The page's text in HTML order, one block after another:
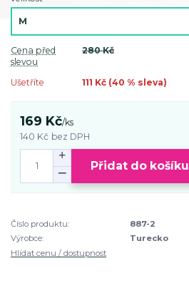
Cena před
slevou
280 Kč
Ušetříte 111 Kč (40 % sleva)
169 Kč/ks
140 Kč bez DPH
Přidat do košíku
Číslo produktu:
887-2
Výrobce:
Turecko
Hlídat cenu / dostupnost